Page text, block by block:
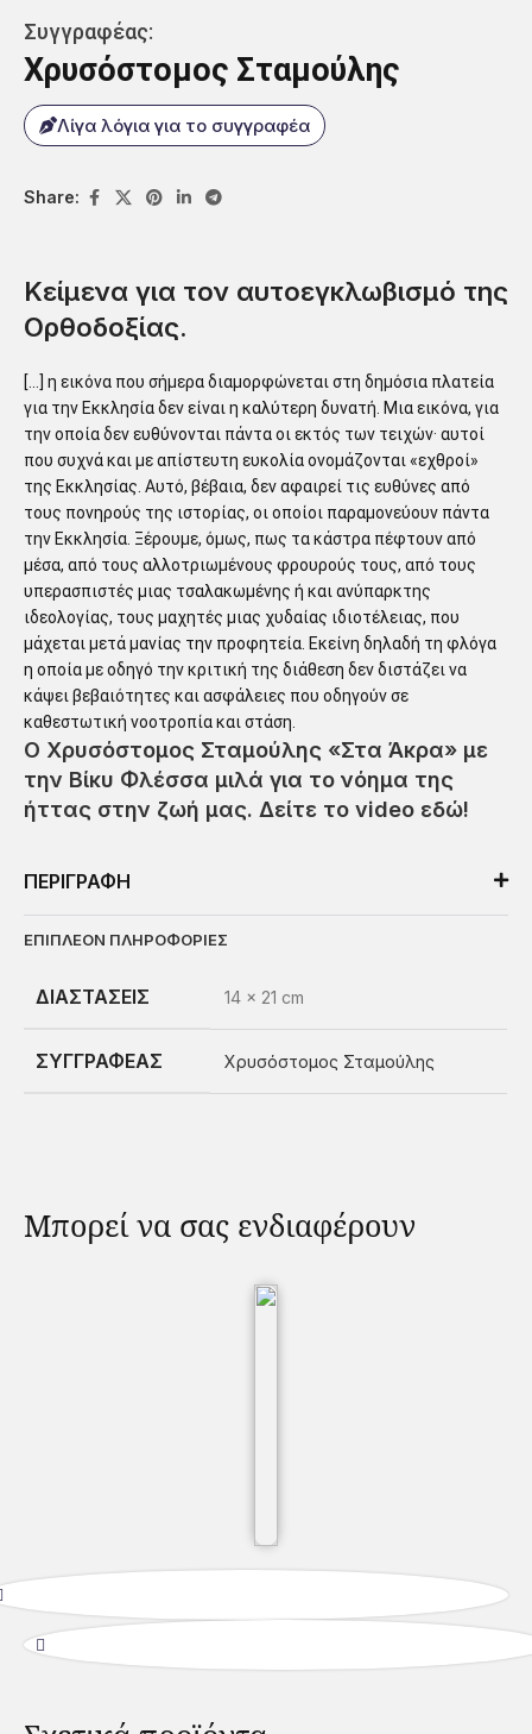
Συγγραφέας:
Χρυσόστομος Σταμούλης
Λίγα λόγια για το συγγραφέα
Share:
Κείμενα για τον αυτοεγκλωβισμό της
Ορθοδοξίας.
[…] η εικόνα που σήμερα διαμορφώνεται στη δημόσια πλατεία
για την Εκκλησία δεν είναι η καλύτερη δυνατή. Μια εικόνα, για
την οποία δεν ευθύνονται πάντα οι εκτός των τειχών· αυτοί
που συχνά και με απίστευτη ευκολία ονομάζονται «εχθροί»
της Εκκλησίας. Αυτό, βέβαια, δεν αφαιρεί τις ευθύνες από
τους πονηρούς της ιστορίας, οι οποίοι παραμονεύουν πάντα
την Εκκλησία. Ξέρουμε, όμως, πως τα κάστρα πέφτουν από
μέσα, από τους αλλοτριωμένους φρουρούς τους, από τους
υπερασπιστές μιας τσαλακωμένης ή και ανύπαρκτης
ιδεολογίας, τους μαχητές μιας χυδαίας ιδιοτέλειας, που
μάχεται μετά μανίας την προφητεία. Εκείνη δηλαδή τη φλόγα
η οποία με οδηγό την κριτική της διάθεση δεν διστάζει να
κάψει βεβαιότητες και ασφάλειες που οδηγούν σε
καθεστωτική νοοτροπία και στάση.
Ο Χρυσόστομος Σταμούλης «Στα Άκρα» με
την Βίκυ Φλέσσα μιλά για το νόημα της
ήττας στην ζωή μας. Δείτε το video εδώ!
ΠΕΡΙΓΡΑΦΗ
ΕΠΙΠΛΕΟΝ ΠΛΗΡΟΦΟΡΙΕΣ
ΔΙΑΣΤΑΣΕΙΣ 14 × 21 cm
ΣΥΓΓΡΑΦΕΑΣ Χρυσόστομος Σταμούλης
Μπορεί να σας ενδιαφέρουν